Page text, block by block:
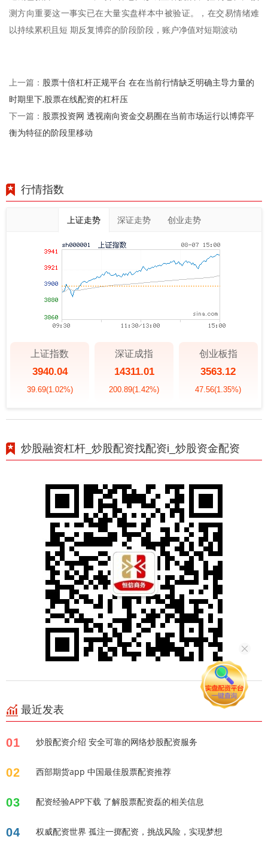
测方向重要这一事实已在大量实盘样本中被验证。，在交易情绪难
以持续累积且短 期反复博弈的阶段阶段，账户净值对短期波动
上一篇： 股票十倍杠杆正规平台 在在当前行情缺乏明确主导力量的
时期里下,股票在线配资的杠杆压
下一篇： 股票投资网 透视南向资金交易圈在当前市场运行以博弈平
衡为特征的阶段里移动
行情指数
上证走势 深证走势 创业走势
上证指数
3940.04
39.69(1.02%)
深证成指
14311.01
200.89(1.42%)
创业板指
3563.12
47.56(1.35%)
炒股融资杠杆_炒股配资找配资i_炒股资金配资
最近发表
01 炒股配资介绍 安全可靠的网络炒股配资服务
02 西部期货app 中国最佳股票配资推荐
03 配资经验APP下载 了解股票配资磊的相关信息
04 权威配资世界 孤注一掷配资，挑战风险，实现梦想